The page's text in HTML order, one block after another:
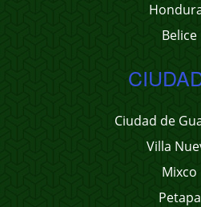
Belice
Ciudad de
Villa
Mixco
Petapa